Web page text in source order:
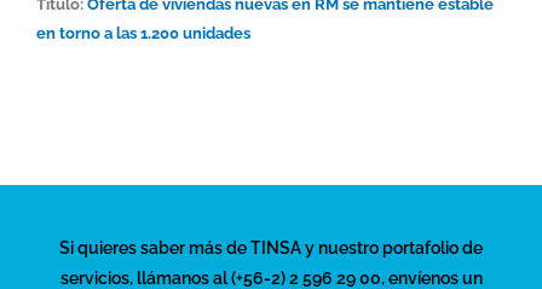
Título: Oferta de viviendas nuevas en RM se mantiene estable
en torno a las 1.200 unidades
Si quieres saber más de TINSA y nuestro portafolio de
servicios, llámanos al (+56-2) 2 596 29 00, envíenos un